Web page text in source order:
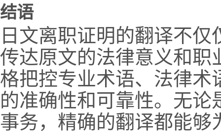
结语
日文离职证明的翻译不
传达原文的法律意义和职
格把控专业术语、法律术
的准确性和可靠性。无
事务，精确的翻译都能